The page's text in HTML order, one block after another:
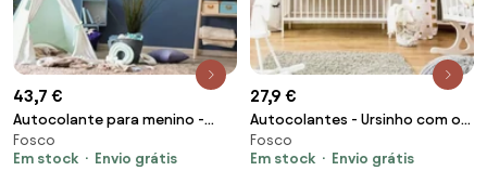
43,7 €
Autocolante para menino -
Mapa do mundo
Fosco
Em stock
Envio grátis
27,9 €
Autocolantes - Ursinho com o
nome da criança
Fosco
Em stock
Envio grátis